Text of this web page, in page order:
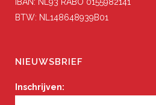
BTW: NL148648939B01
NIEUWSBRIEF
Inschrijven: